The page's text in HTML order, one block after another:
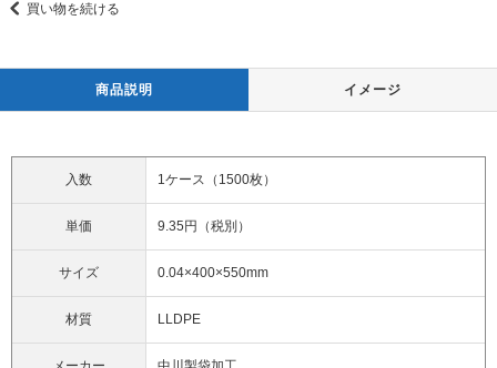
買い物を続ける
商品説明 イメージ
入数 1ケース（1500枚）
単価 9.35円（税別）
サイズ 0.04×400×550mm
材質 LLDPE